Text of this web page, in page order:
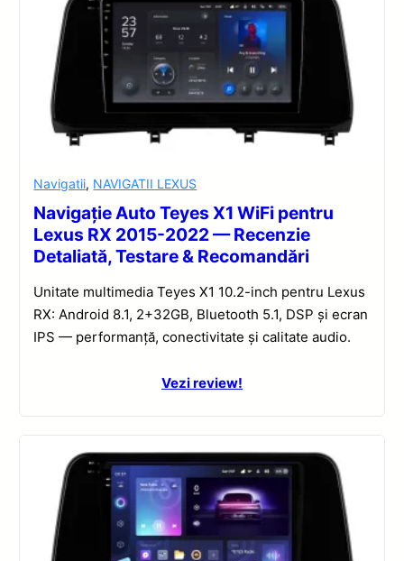
Navigatii, NAVIGATII LEXUS
Navigație Auto Teyes X1 WiFi pentru
Lexus RX 2015-2022 — Recenzie
Detaliată, Testare & Recomandări
Unitate multimedia Teyes X1 10.2-inch pentru Lexus
RX: Android 8.1, 2+32GB, Bluetooth 5.1, DSP și ecran
IPS — performanță, conectivitate și calitate audio.
Vezi review!